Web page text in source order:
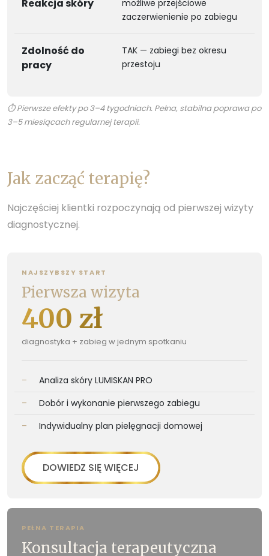
Reakcja skóry
możliwe przejściowe
zaczerwienienie po zabiegu
Zdolność do
pracy
TAK — zabiegi bez okresu
przestoju
⏱ Pierwsze efekty po 3–4 tygodniach. Pełna, stabilna poprawa po
3–5 miesiącach regularnej terapii.
Jak zacząć terapię?
Najczęściej klientki rozpoczynają od pierwszej wizyty
diagnostycznej.
NAJSZYBSZY START
Pierwsza wizyta
400 zł
diagnostyka + zabieg w jednym spotkaniu
–
Analiza skóry LUMISKAN PRO
–
Dobór i wykonanie pierwszego zabiegu
–
Indywidualny plan pielęgnacji domowej
DOWIEDZ SIĘ WIĘCEJ
PEŁNA TERAPIA
Konsultacja terapeutyczna